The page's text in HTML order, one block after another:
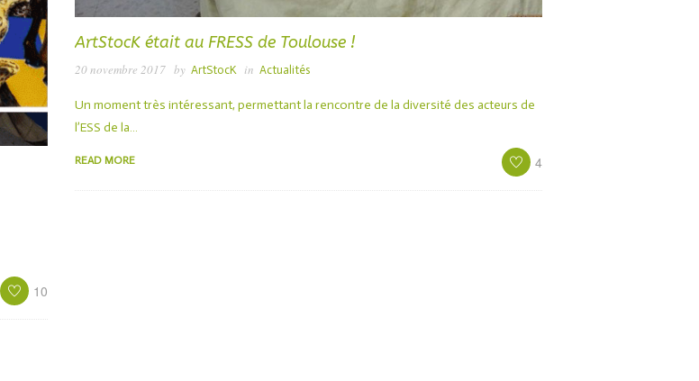
10
ArtStocK était au FRESS de Toulouse !
20 novembre 2017 by ArtStocK in Actualités
Un moment très intéressant, permettant la rencontre de la diversité des acteurs de
l’ESS de la…
READ MORE 4